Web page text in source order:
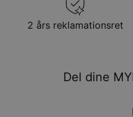
Hastelevering
Du vil ikke blive opkrævet
Vær opmærksom på at
2 års reklamationsret
Del dine